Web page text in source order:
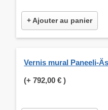
+ Ajouter au panier
Vernis mural Paneeli-
(+ 792,00 € )